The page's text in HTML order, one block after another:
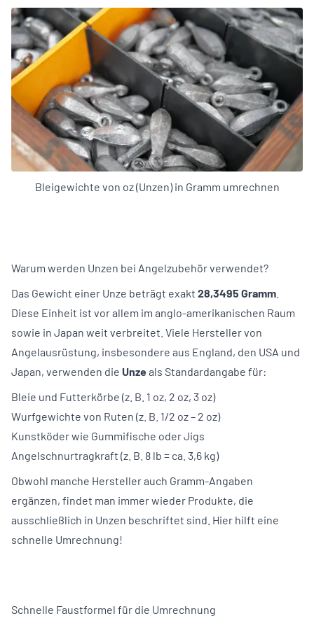
Bleigewichte von oz (Unzen) in Gramm umrechnen
Warum werden Unzen bei Angelzubehör verwendet?
Das Gewicht einer Unze beträgt exakt 28,3495 Gramm
Diese Einheit ist vor allem im anglo-amerikanischen Raum
sowie in Japan weit verbreitet. Viele Hersteller von
Angelausrüstung, insbesondere aus England, den USA und
Japan, verwenden die Unze als Standardangabe für:
Bleie und Futterkörbe (z. B. 1 oz, 2 oz, 3 oz)
Wurfgewichte von Ruten (z. B. 1/2 oz – 2 oz)
Kunstköder wie Gummifische oder Jigs
Angelschnurtragkraft (z. B. 8 lb = ca. 3,6 kg)
Obwohl manche Hersteller auch Gramm-Angaben
ergänzen, findet man immer wieder Produkte, die
ausschließlich in Unzen beschriftet sind. Hier hilft eine
schnelle Umrechnung!
Schnelle Faustformel für die Umrechnung